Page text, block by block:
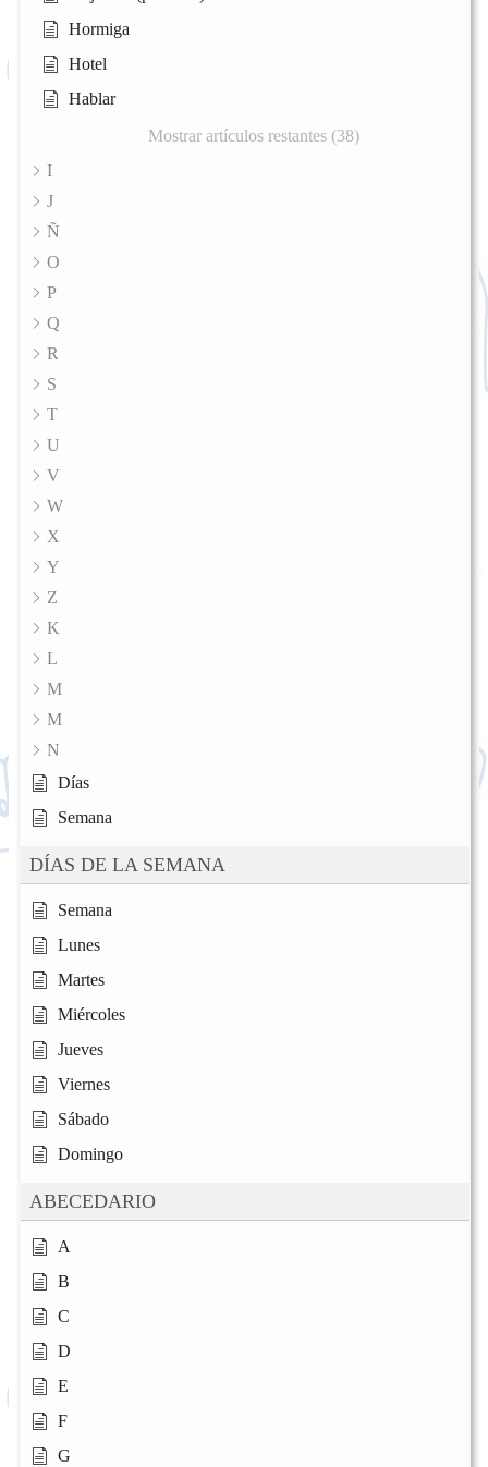
Hormiga
Hotel
Hablar
Mostrar artículos restantes (38)
I
J
Ñ
O
P
Q
R
S
T
U
V
W
X
Y
Z
K
L
M
M
N
Días
Semana
DÍAS DE LA SEMANA
Semana
Lunes
Martes
Miércoles
Jueves
Viernes
Sábado
Domingo
ABECEDARIO
A
B
C
D
E
F
G